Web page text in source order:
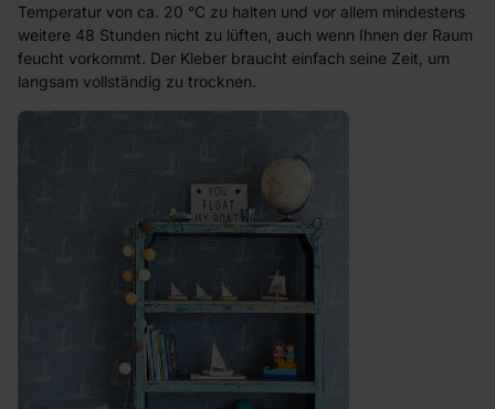
Temperatur von ca. 20 °C zu halten und vor allem mindestens
weitere 48 Stunden nicht zu lüften, auch wenn Ihnen der Raum
feucht vorkommt. Der Kleber braucht einfach seine Zeit, um
langsam vollständig zu trocknen.